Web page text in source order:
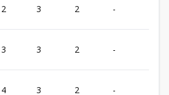
2 3 2 -
3 3 2 -
4 3 2 -